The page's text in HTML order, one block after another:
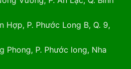
Hợp, P. Phước Long B, Q. 9,
Phong, P. Phước long, Nha